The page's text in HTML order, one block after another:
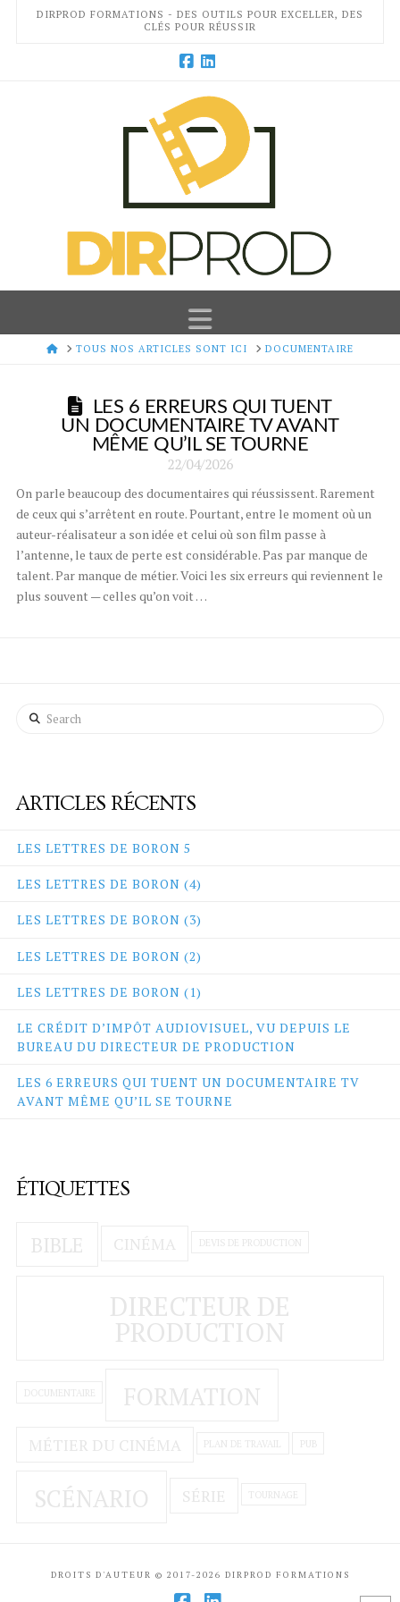
DIRPROD FORMATIONS - DES OUTILS POUR EXCELLER, DES
CLÉS POUR RÉUSSIR
Navigation
HOMETOUS NOS ARTICLES SONT ICI DOCUMENTAIRE
LES 6 ERREURS QUI TUENT
UN DOCUMENTAIRE TV AVANT
MÊME QU’IL SE TOURNE
22/04/2026
On parle beaucoup des documentaires qui réussissent. Rarement
de ceux qui s’arrêtent en route. Pourtant, entre le moment où un
auteur-réalisateur a son idée et celui où son film passe à
l’antenne, le taux de perte est considérable. Pas par manque de
talent. Par manque de métier. Voici les six erreurs qui reviennent le
plus souvent — celles qu’on voit …
Search
ARTICLES RÉCENTS
LES LETTRES DE BORON 5
LES LETTRES DE BORON (4)
LES LETTRES DE BORON (3)
LES LETTRES DE BORON (2)
LES LETTRES DE BORON (1)
LE CRÉDIT D’IMPÔT AUDIOVISUEL, VU DEPUIS LE
BUREAU DU DIRECTEUR DE PRODUCTION
LES 6 ERREURS QUI TUENT UN DOCUMENTAIRE TV
AVANT MÊME QU’IL SE TOURNE
ÉTIQUETTES
BIBLE CINÉMA DEVIS DE PRODUCTION
DIRECTEUR DE
PRODUCTION
DOCUMENTAIRE FORMATION
MÉTIER DU CINÉMA PLAN DE TRAVAIL PUB
SCÉNARIO SÉRIE TOURNAGE
DROITS D'AUTEUR © 2017-2026 DIRPROD FORMATIONS